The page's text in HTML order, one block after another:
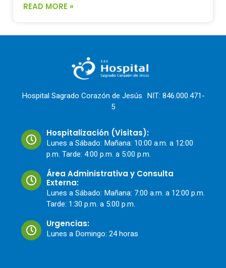
READ MORE »
Hospital Sagrado Corazón de Jesús NIT: 846.000.471-
5
Hospitalización (Visitas):
Lunes a Sábado: Mañana: 10:00 a.m. a 12:00
p.m. Tarde: 4:00 p.m. a 5:00 p.m.
Área Administrativa y Consulta
Externa:
Lunes a Sábado: Mañana: 7:00 a.m. a 12:00 p.m.
Tarde: 1:30 p.m. a 5:00 p.m.
Urgencias:
Lunes a Domingo: 24 horas